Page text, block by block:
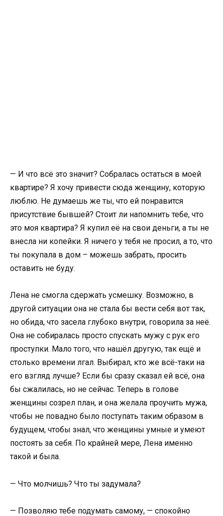
— И что всё это значит? Собралась остаться в моей
квартире? Я хочу привести сюда женщину, которую
люблю. Не думаешь же ты, что ей понравится
присутствие бывшей? Стоит ли напомнить тебе, что
это моя квартира? Я купил её на свои деньги, а ты не
внесла ни копейки. Я ничего у тебя не просил, а то, что
ты покупала в дом – можешь забрать, просить
оставить не буду.
Лена не смогла сдержать усмешку. Возможно, в
другой ситуации она не стала бы вести себя вот так,
но обида, что засела глубоко внутри, говорила за неё.
Она не собиралась просто спускать мужу с рук его
проступки. Мало того, что нашёл другую, так ещё и
столько времени лгал. Выбирал, кто же всё-таки на
его взгляд лучше? Если бы сразу сказал ей всё, она
бы сжалилась, но не сейчас. Теперь в голове
женщины созрел план, и она желала проучить мужа,
чтобы не повадно было поступать таким образом в
будущем, чтобы знал, что женщины умные и умеют
постоять за себя. По крайней мере, Лена именно
такой и была.
— Что молчишь? Что ты задумала?
— Позволяю тебе подумать самому, — спокойно